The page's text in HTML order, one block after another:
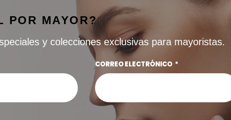
POR MAYOR?
y colecciones exclusivas para mayoristas.
CORREO ELECTRÓNICO